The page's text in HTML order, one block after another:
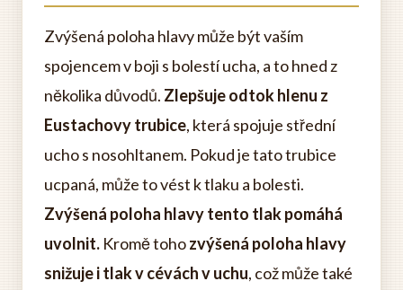
Zvýšená poloha hlavy může být vaším
spojencem v boji s bolestí ucha, a to hned z
několika důvodů. Zlepšuje odtok hlenu z
Eustachovy trubice, která spojuje střední
ucho s nosohltanem. Pokud je tato trubice
ucpaná, může to vést k tlaku a bolesti.
Zvýšená poloha hlavy tento tlak pomáhá
uvolnit. Kromě tohozvýšená poloha hlavy
snižuje i tlak v cévách v uchu, což může také